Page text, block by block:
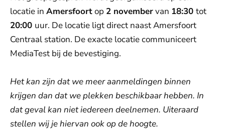
locatie in Amersfoortop 2 novembervan 18:30 tot
20:00 uur. De locatie ligt direct naast Amersfoort
Centraal station. De exacte locatie communiceert
MediaTest bij de bevestiging.
Het kan zijn dat we meer aanmeldingen binnen
krijgen dan dat we plekken beschikbaar hebben. In
dat geval kan niet iedereen deelnemen. Uiteraard
stellen wij je hiervan ook op de hoogte.